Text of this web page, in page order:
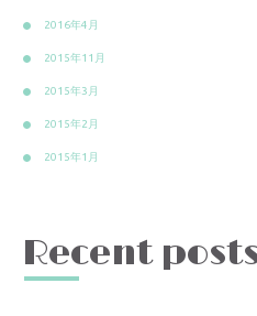
2016年4月
2015年11月
2015年3月
2015年2月
2015年1月
Recent